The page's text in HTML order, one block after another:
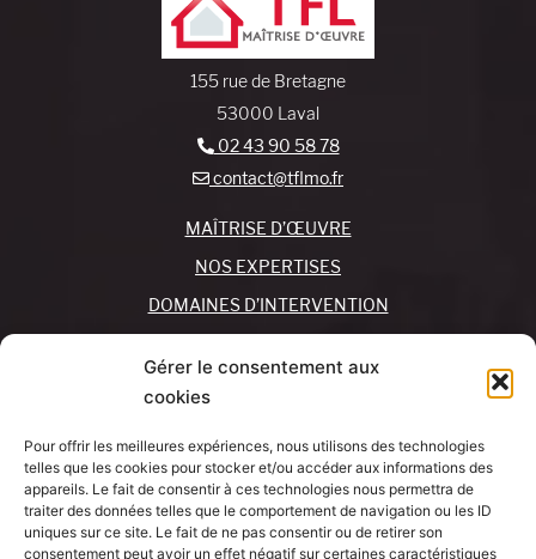
Gérer le consentement aux
cookies
Pour offrir les meilleures expériences, nous utilisons des technologies
telles que les cookies pour stocker et/ou accéder aux informations des
appareils. Le fait de consentir à ces technologies nous permettra de
traiter des données telles que le comportement de navigation ou les ID
uniques sur ce site. Le fait de ne pas consentir ou de retirer son
consentement peut avoir un effet négatif sur certaines caractéristiques
155 rue de Bretagne
53000 Laval
02 43 90 58 78
contact@tflmo.fr
MAÎTRISE D’ŒUVRE
NOS EXPERTISES
DOMAINES D’INTERVENTION
REJOIGNEZ-NOUS !
MON COMPTE
SUIVEZ-NOUS !
J’AI UN
PROJET